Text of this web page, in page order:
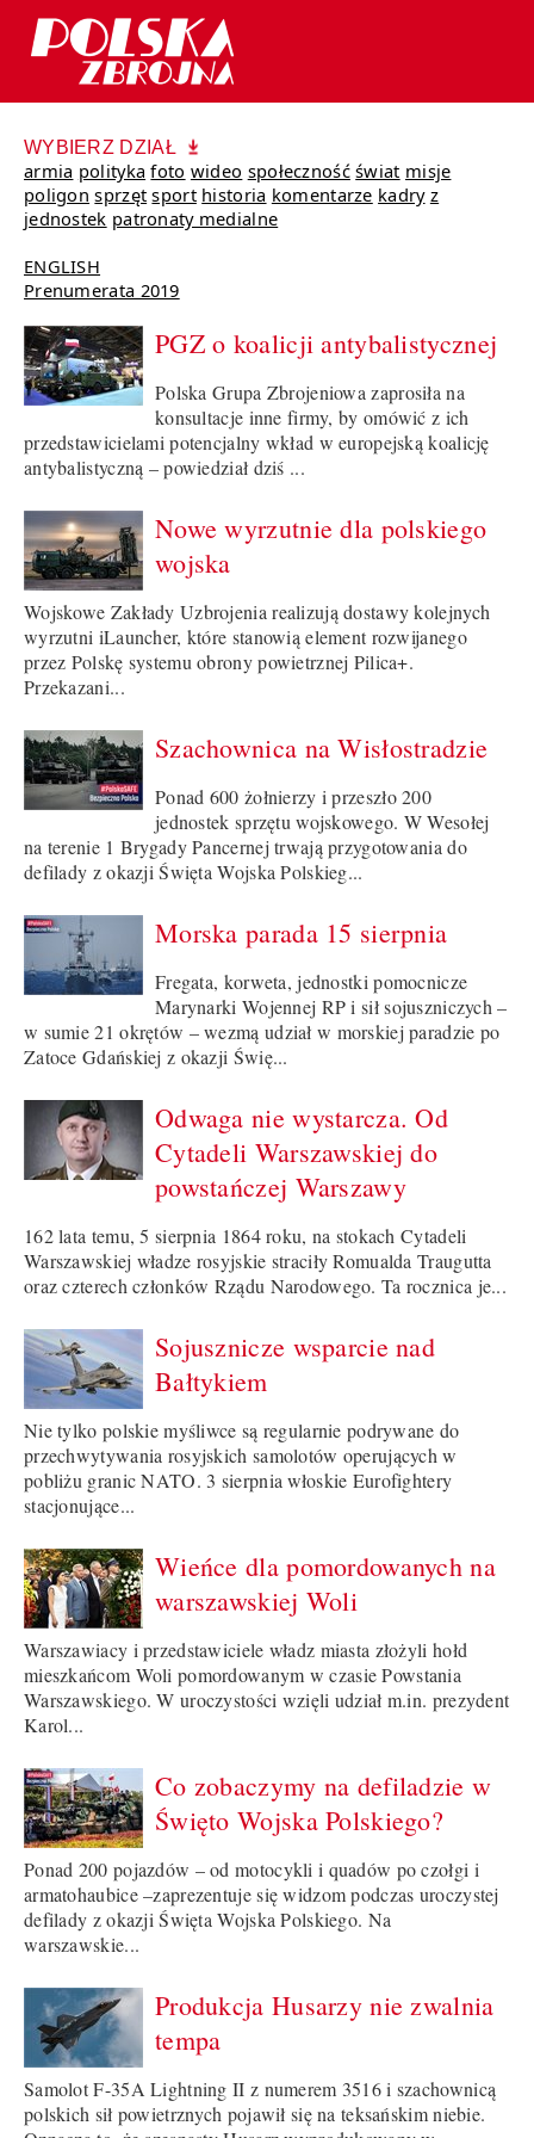
WYBIERZ DZIAŁ
armia polityka foto wideo społeczność świat misje
poligon sprzęt sport historia komentarze kadry z
jednostek patronaty medialne
ENGLISH
Prenumerata 2019
PGZ o koalicji antybalistycznej
Polska Grupa Zbrojeniowa zaprosiła na
konsultacje inne firmy, by omówić z ich
przedstawicielami potencjalny wkład w europejską koalicję
antybalistyczną – powiedział dziś ...
Nowe wyrzutnie dla polskiego
wojska
Wojskowe Zakłady Uzbrojenia realizują dostawy kolejnych
wyrzutni iLauncher, które stanowią element rozwijanego
przez Polskę systemu obrony powietrznej Pilica+.
Przekazani...
Szachownica na Wisłostradzie
Ponad 600 żołnierzy i przeszło 200
jednostek sprzętu wojskowego. W Wesołej
na terenie 1 Brygady Pancernej trwają przygotowania do
defilady z okazji Święta Wojska Polskieg...
Morska parada 15 sierpnia
Fregata, korweta, jednostki pomocnicze
Marynarki Wojennej RP i sił sojuszniczych –
w sumie 21 okrętów – wezmą udział w morskiej paradzie po
Zatoce Gdańskiej z okazji Świę...
Odwaga nie wystarcza. Od
Cytadeli Warszawskiej do
powstańczej Warszawy
162 lata temu, 5 sierpnia 1864 roku, na stokach Cytadeli
Warszawskiej władze rosyjskie straciły Romualda Traugutta
oraz czterech członków Rządu Narodowego. Ta rocznica je...
Sojusznicze wsparcie nad
Bałtykiem
Nie tylko polskie myśliwce są regularnie podrywane do
przechwytywania rosyjskich samolotów operujących w
pobliżu granic NATO. 3 sierpnia włoskie Eurofightery
stacjonujące...
Wieńce dla pomordowanych na
warszawskiej Woli
Warszawiacy i przedstawiciele władz miasta złożyli hołd
mieszkańcom Woli pomordowanym w czasie Powstania
Warszawskiego. W uroczystości wzięli udział m.in. prezydent
Karol...
Co zobaczymy na defiladzie w
Święto Wojska Polskiego?
Ponad 200 pojazdów – od motocykli i quadów po czołgi i
armatohaubice –zaprezentuje się widzom podczas uroczystej
defilady z okazji Święta Wojska Polskiego. Na
warszawskie...
Produkcja Husarzy nie zwalnia
tempa
Samolot F-35A Lightning II z numerem 3516 i szachownicą
polskich sił powietrznych pojawił się na teksańskim niebie.